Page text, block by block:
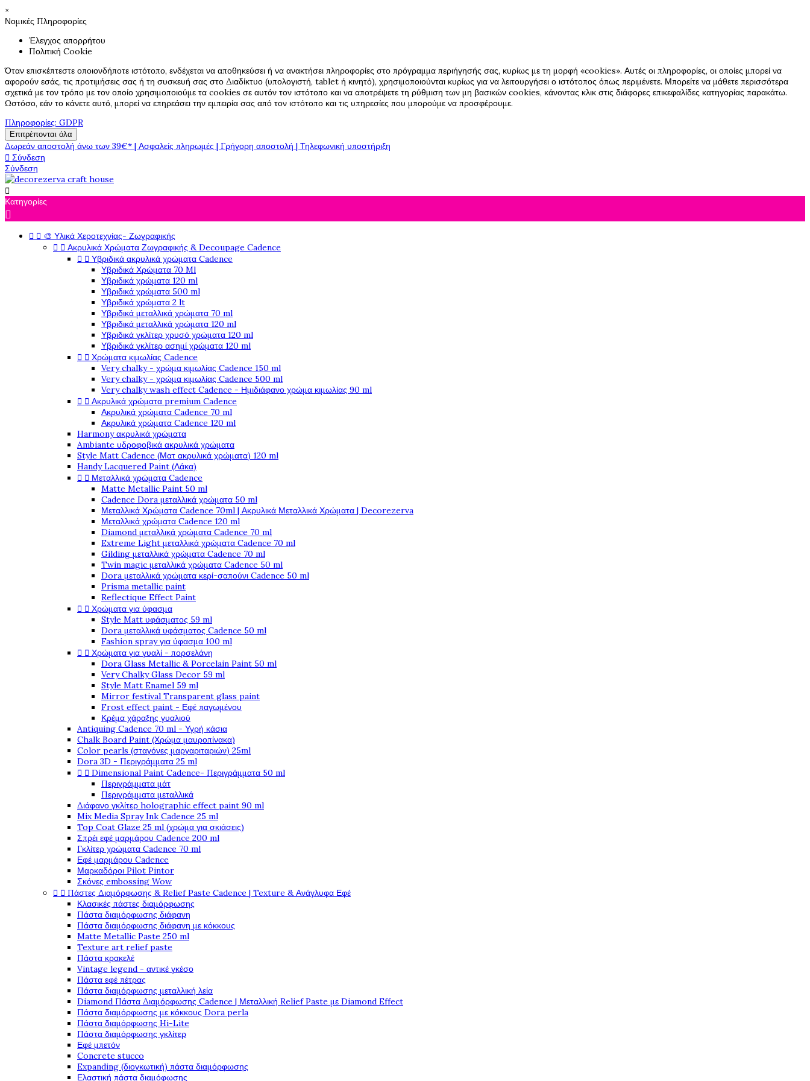
×
Νομικές Πληροφορίες
Έλεγχος απορρήτου
Πολιτική Cookie
Όταν επισκέπτεστε οποιονδήποτε ιστότοπο, ενδέχεται να αποθηκεύσει ή να ανακτήσει πληροφορίες στο πρόγραμμα περιήγησής σας, κυρίως με τη μορφή «cookies». Αυτές οι πληροφορίες, οι οποίες μπορεί να
αφορούν εσάς, τις προτιμήσεις σας ή τη συσκευή σας στο Διαδίκτυο (υπολογιστή, tablet ή κινητό), χρησιμοποιούνται κυρίως για να λειτουργήσει ο ιστότοπος όπως περιμένετε. Μπορείτε να μάθετε περισσότερα
σχετικά με τον τρόπο με τον οποίο χρησιμοποιούμε τα cookies σε αυτόν τον ιστότοπο και να αποτρέψετε τη ρύθμιση των μη βασικών cookies, κάνοντας κλικ στις διάφορες επικεφαλίδες κατηγορίας παρακάτω.
Ωστόσο, εάν το κάνετε αυτό, μπορεί να επηρεάσει την εμπειρία σας από τον ιστότοπο και τις υπηρεσίες που μπορούμε να προσφέρουμε.
Πληροφορίες: GDPR
Επιτρέπονται όλα
Δωρεάν αποστολή άνω των 39€* | Ασφαλείς πληρωμές | Γρήγορη αποστολή | Τηλεφωνική υποστήριξη
 Σύνδεση
Σύνδεση

Κατηγορίες

  🎨 Υλικά Χεροτεχνίας- Ζωγραφικής
  Ακρυλικά Χρώματα Ζωγραφικής & Decoupage Cadence
  Υβριδικά ακρυλικά χρώματα Cadence
Υβριδικά Χρώματα 70 Ml
Υβριδικά χρώματα 120 ml
Υβριδικά χρώματα 500 ml
Υβριδικά χρώματα 2 lt
Υβριδικά μεταλλικά χρώματα 70 ml
Υβριδικά μεταλλικά χρώματα 120 ml
Υβριδικά γκλίτερ χρυσό χρώματα 120 ml
Υβριδικά γκλίτερ ασημί χρώματα 120 ml
  Χρώματα κιμωλίας Cadence
Very chalky - χρώμα κιμωλίας Cadence 150 ml
Very chalky - χρώμα κιμωλίας Cadence 500 ml
Very chalky wash effect Cadence - Ημιδιάφανο χρώμα κιμωλίας 90 ml
  Ακρυλικά χρώματα premium Cadence
Ακρυλικά χρώματα Cadence 70 ml
Ακρυλικά χρώματα Cadence 120 ml
Harmony ακρυλικά χρώματα
Ambiante υδροφοβικά ακρυλικά χρώματα
Style Matt Cadence (Ματ ακρυλικά χρώματα) 120 ml
Handy Lacquered Paint (Λάκα)
  Μεταλλικά χρώματα Cadence
Matte Metallic Paint 50 ml
Cadence Dora μεταλλικά χρώματα 50 ml
Μεταλλικά Χρώματα Cadence 70ml | Ακρυλικά Μεταλλικά Χρώματα | Decorezerva
Μεταλλικά χρώματα Cadence 120 ml
Diamond μεταλλικά χρώματα Cadence 70 ml
Extreme Light μεταλλικά χρώματα Cadence 70 ml
Gilding μεταλλικά χρώματα Cadence 70 ml
Twin magic μεταλλικά χρώματα Cadence 50 ml
Dora μεταλλικά χρώματα κερί-σαπούνι Cadence 50 ml
Prisma metallic paint
Reflectique Effect Paint
  Χρώματα για ύφασμα
Style Matt υφάσματος 59 ml
Dora μεταλλικά υφάσματος Cadence 50 ml
Fashion spray για ύφασμα 100 ml
  Χρώματα για γυαλί - πορσελάνη
Dora Glass Metallic & Porcelain Paint 50 ml
Very Chalky Glass Decor 59 ml
Style Matt Enamel 59 ml
Mirror festival Transparent glass paint
Frost effect paint - Εφέ παγωμένου
Κρέμα χάραξης γυαλιού
Antiquing Cadence 70 ml - Υγρή κάσια
Chalk Board Paint (Χρώμα μαυροπίνακα)
Color pearls (σταγόνες μαργαριταριών) 25ml
Dora 3D - Περιγράμματα 25 ml
  Dimensional Paint Cadence- Περιγράμματα 50 ml
Περιγράμματα μάτ
Περιγράμματα μεταλλικά
Διάφανο γκλίτερ holographic effect paint 90 ml
Mix Media Spray Ink Cadence 25 ml
Top Coat Glaze 25 ml (χρώμα για σκιάσεις)
Σπρέι εφέ μαρμάρου Cadence 200 ml
Γκλίτερ χρώματα Cadence 70 ml
Εφέ μαρμάρου Cadence
Μαρκαδόροι Pilot Pintor
Σκόνες embossing Wow
  Πάστες Διαμόρφωσης & Relief Paste Cadence | Texture & Ανάγλυφα Εφέ
Κλασικές πάστες διαμόρφωσης
Πάστα διαμόρφωσης διάφανη
Πάστα διαμόρφωσης διάφανη με κόκκους
Matte Metallic Paste 250 ml
Texture art relief paste
Πάστα κρακελέ
Vintage legend - αντικέ γκέσο
Πάστα εφέ πέτρας
Πάστα διαμόρφωσης μεταλλική λεία
Diamond Πάστα Διαμόρφωσης Cadence | Μεταλλική Relief Paste με Diamond Effect
Πάστα διαμόρφωσης με κόκκους Dora perla
Πάστα διαμόρφωσης Hi-Lite
Πάστα διαμόρφωσης γκλίτερ
Εφέ μπετόν
Concrete stucco
Expanding (διογκωτική) πάστα διαμόρφωσης
Ελαστική πάστα διαμόφωσης